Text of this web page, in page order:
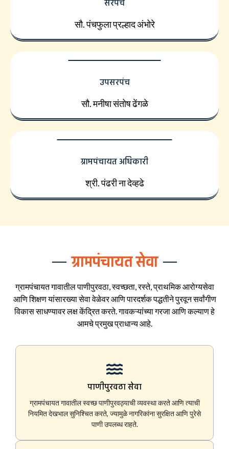
सरपंच
सौ. पंचफुला प्रल्हाद अंभोरे
उपसरपंच
सौ. मनीषा संतोष ढेंगळे
ग्रामपंचायत अधिकारी
श्री. पंढरी ना देव्हढे
ग्रामपंचायत सेवा
ग्रामपंचायत गावातील पाणीपुरवठा, स्वच्छता, रस्ते, प्राथमिक आरोग्यसेवा
आणि शिक्षण यांसारख्या सेवा वेळेवर आणि पारदर्शक पद्धतीने पुरवून सर्वांगीण
विकास साधण्यावर लक्ष केंद्रित करते. गावकऱ्यांच्या गरजा आणि कल्याण हे
आमचे प्रमुख प्राधान्य आहे.
पाणीपुरवठा सेवा
ग्रामपंचायत गावातील स्वच्छ पाणीपुरवठ्याची व्यवस्था करते आणि त्याची
नियमित देखभाल सुनिश्चित करते, ज्यामुळे नागरिकांना सुरक्षित आणि पुरेसे
पाणी उपलब्ध राहते.